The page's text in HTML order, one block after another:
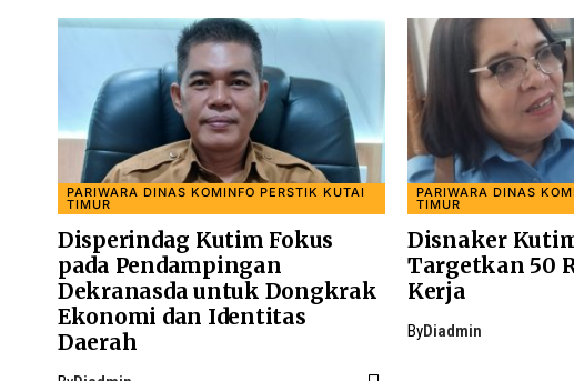
PARIWARA DINAS KOMINFO PERSTIK KUTAI
TIMUR
Disperindag Kutim Fokus
pada Pendampingan
Dekranasda untuk Dongkrak
Ekonomi dan Identitas
Daerah
PARIWARA DINAS
TIMUR
Disnaker
Targetkan 50
Kerja
ByDiadmin